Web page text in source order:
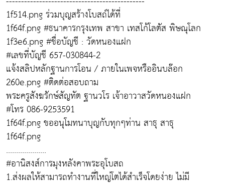
1f514.png ร่วมบุญสร้างโบสถ์ได้ที่
1f64f.png #ธนาคารกรุงเทพ สาขา เทสโก้โลตัส พิษณุโลก
1f3e6.png #ชื่อบัญชี : วัดหนองแฝก
#เลขที่บัญชี 657-030844-2
แจ้งสลิปหลักฐานการโอน / ภายในเพจหรืออินบล๊อก
260e.png #ติดต่อสอบถาม
พระครูสังฆรักษ์สัญทัต ฐานวโร เจ้าอาวาสวัดหนองแฝก
#โทร 086-9253591
1f64f.png ขออนุโมทนาบุญกับทุกๆท่าน สาธุ สาธุ
1f64f.png
....................
#อานิสงส์การมุงหลังคาพระอุโบสถ
1.ส่งผลให้สามารถทำงานที่ใหญ่โตได้สำเร็จโดยง่าย ไม่มี